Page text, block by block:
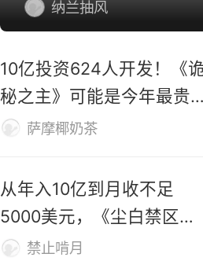
纳兰抽风
10亿投资624人开发！《
秘之主》可能是今年最贵的
MMO萨摩椰奶茶
从年入10亿到月收不足
5000美元，《尘白禁区》
真要凉了？
禁止啃月